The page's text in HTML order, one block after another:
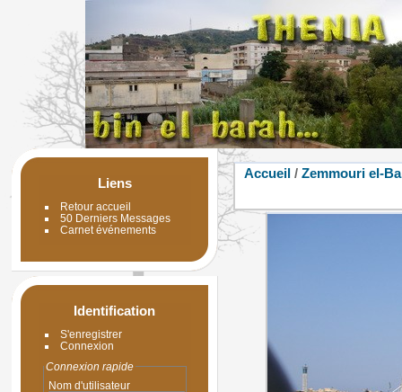
Liens
Retour accueil
50 Derniers Messages
Carnet événements
Identification
S'enregistrer
Connexion
Connexion rapide
Nom d'utilisateur
Accueil / Zemmouri el-